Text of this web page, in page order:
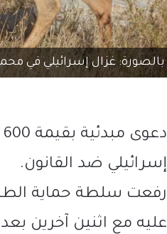
بالصورة: غزال إسرائيلي في
إسرائيلي ضد القانون.
رفعت سلطة حماية
عليه مع اثنين آخرين